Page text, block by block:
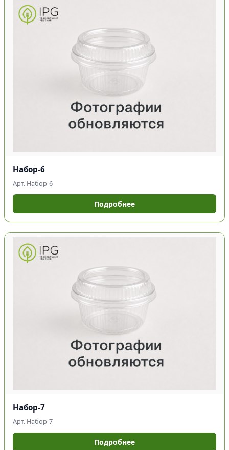
Набор-6
Арт. Набор-6
Подробнее
Набор-7
Арт. Набор-7
Подробнее